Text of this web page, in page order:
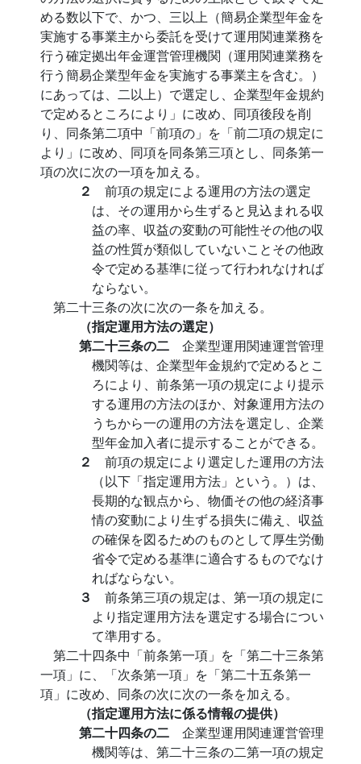
める数以下で、かつ、三以上（簡易企業型年金を
実施する事業主から委託を受けて運用関連業務を
行う確定拠出年金運営管理機関（運用関連業務を
行う簡易企業型年金を実施する事業主を含む。）
にあっては、二以上）で選定し、企業型年金規約
で定めるところにより」に改め、同項後段を削
り、同条第二項中「前項の」を「前二項の規定に
より」に改め、同項を同条第三項とし、同条第一
項の次に次の一項を加える。
２ 前項の規定による運用の方法の選定
は、その運用から生ずると見込まれる収
益の率、収益の変動の可能性その他の収
益の性質が類似していないことその他政
令で定める基準に従って行われなければ
ならない。
第二十三条の次に次の一条を加える。
（指定運用方法の選定）
第二十三条の二 企業型運用関連運営管理
機関等は、企業型年金規約で定めるとこ
ろにより、前条第一項の規定により提示
する運用の方法のほか、対象運用方法の
うちから一の運用の方法を選定し、企業
型年金加入者に提示することができる。
２ 前項の規定により選定した運用の方法
（以下「指定運用方法」という。）は、
長期的な観点から、物価その他の経済事
情の変動により生ずる損失に備え、収益
の確保を図るためのものとして厚生労働
省令で定める基準に適合するものでなけ
ればならない。
３ 前条第三項の規定は、第一項の規定に
より指定運用方法を選定する場合につい
て準用する。
第二十四条中「前条第一項」を「第二十三条第
一項」に、「次条第一項」を「第二十五条第一
項」に改め、同条の次に次の一条を加える。
（指定運用方法に係る情報の提供）
第二十四条の二 企業型運用関連運営管理
機関等は、第二十三条の二第一項の規定